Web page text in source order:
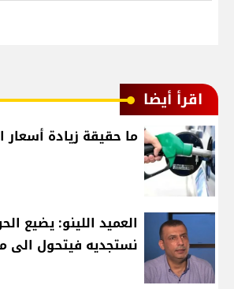
اقرأ أيضا
ما حقيقة زيادة أسعار
العميد اللينو: يضيع
نستجديه فيتحول الى